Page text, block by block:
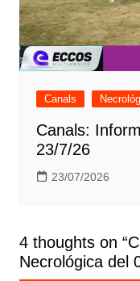
Canals
Canals:
23/7/26
23/07/2026
4 thoughts on “
Necrológica del